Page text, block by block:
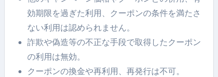
効期限を過ぎた利用、クーポンの条件を満たさ
ない利用は認められません。
詐欺や偽造等の不正な手段で取得したクーポン
の利用は無効。
クーポンの換金や再利用、再発行は不可。